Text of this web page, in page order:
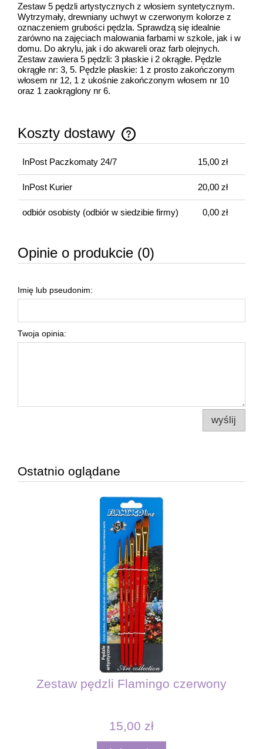
Zestaw 5 pędzli artystycznych z włosiem syntetycznym.
Wytrzymały, drewniany uchwyt w czerwonym kolorze z
oznaczeniem grubości pędzla. Sprawdzą się idealnie
zarówno na zajęciach malowania farbami w szkole, jak i w
domu. Do akrylu, jak i do akwareli oraz farb olejnych.
Zestaw zawiera 5 pędzli: 3 płaskie i 2 okrągłe. Pędzle
okrągłe nr: 3, 5. Pędzle płaskie: 1 z prosto zakończonym
włosem nr 12, 1 z ukośnie zakończonym włosem nr 10
oraz 1 zaokrąglony nr 6.
Koszty dostawy
Cena nie zawiera ewentualnych kosztów płatności
InPost Paczkomaty 24/7 15,00 zł
InPost Kurier 20,00 zł
odbiór osobisty(odbiór w siedzibie firmy) 0,00 zł
Opinie o produkcie (0)
Imię lub pseudonim:
Twoja opinia:
wyślij
Ostatnio oglądane
Zestaw pędzli Flamingo czerwony
15,00 zł